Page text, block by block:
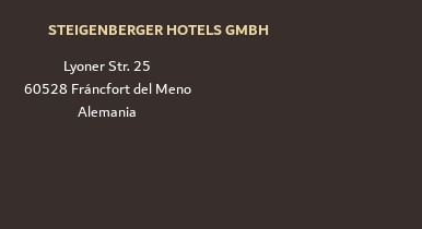
STEIGENBERGER HOTELS GMBH
Lyoner Str. 25
60528 Fráncfort del Meno
Alemania